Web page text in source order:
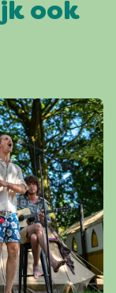
ook